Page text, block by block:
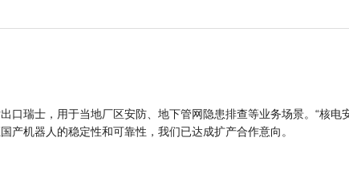
口瑞士，用于当地厂区安防、地下管网隐患排查等业务场景。“核电
产机器人的稳定性和可靠性，我们已达成扩产合作意向。